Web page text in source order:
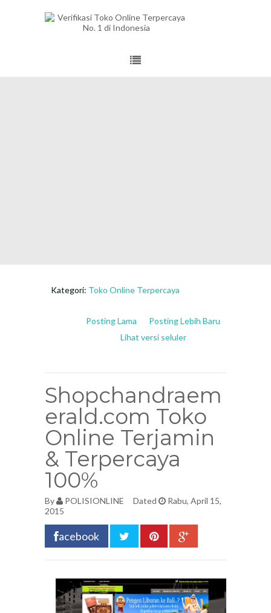
Kategori: Toko Online Terpercaya
Posting Lebih Baru
Posting Lama
Lihat versi seluler
Shopchandraem
erald.com Toko
Online Terjamin
& Terpercaya
100%
By POLISIONLINE Dated
Rabu, April 15,
2015
acebook